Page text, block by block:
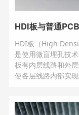
HDI板与普通
HDI板（High
是使用微盲埋孔技
板有内层线路和外
使各层线路内部实现